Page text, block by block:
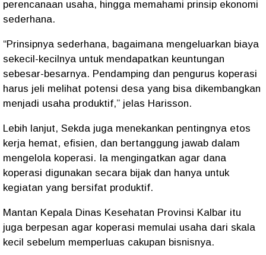
perencanaan usaha, hingga memahami prinsip ekonomi
sederhana.
“Prinsipnya sederhana, bagaimana mengeluarkan biaya
sekecil-kecilnya untuk mendapatkan keuntungan
sebesar-besarnya. Pendamping dan pengurus koperasi
harus jeli melihat potensi desa yang bisa dikembangkan
menjadi usaha produktif,” jelas Harisson.
Lebih lanjut, Sekda juga menekankan pentingnya etos
kerja hemat, efisien, dan bertanggung jawab dalam
mengelola koperasi. Ia mengingatkan agar dana
koperasi digunakan secara bijak dan hanya untuk
kegiatan yang bersifat produktif.
Mantan Kepala Dinas Kesehatan Provinsi Kalbar itu
juga berpesan agar koperasi memulai usaha dari skala
kecil sebelum memperluas cakupan bisnisnya.